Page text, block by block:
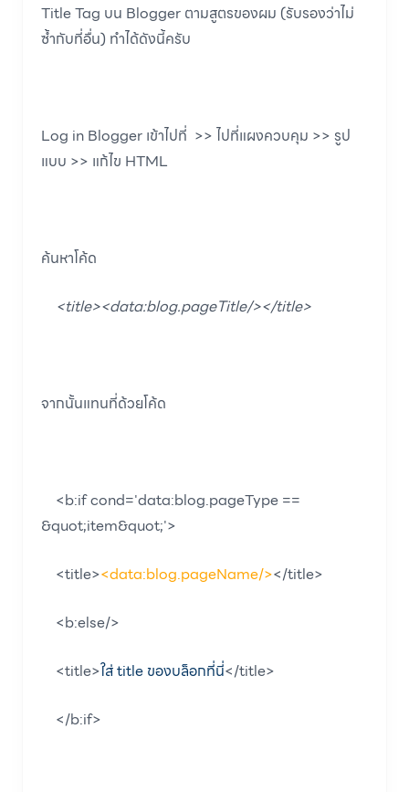
Title Tag บน Blogger ตามสูตรของผม (รับรองว่าไม่
ซ้ำกับที่อื่น) ทำได้ดังนี้ครับ
Log in Blogger เข้าไปที่ >> ไปที่แผงควบคุม >> รูป
แบบ >> แก้ไข HTML
ค้นหาโค้ด
<title><data:blog.pageTitle/></title>
จากนั้นแทนที่ด้วยโค้ด
<b:if cond='data:blog.pageType ==
&quot;item&quot;'>
<title><data:blog.pageName/></title>
<b:else/>
<title>ใส่ title ของบล็อกที่นี่</title>
</b:if>